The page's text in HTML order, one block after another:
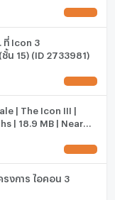
ที่ Icon 3
น 15) (ID 2733981)
| The Icon III |
| 18.9 MB | Near
ดิ ไอคอน 3
รงการ ไอคอน 3